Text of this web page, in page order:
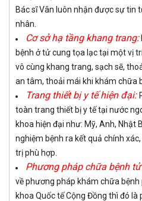
Bác sĩ Vân luôn nhận được sự tin
nhân.
Cơ sở hạ tầng khang trang:
bệnh ở tử cung tọa lạc tại một vị
vô cùng khang trang, sạch sẽ,
an tâm, thoải mái khi khám chữa
Trang thiết bị y tế hiện đại:
toàn trang thiết bị y tế tại nước
khoa hiện đại như: Mỹ, Anh, Nhật
nghiệm bệnh ra kết quả chính
trị phù hợp.
Phương pháp chữa bệnh
về phương pháp khám chữa
khoa Quốc tế Cộng Đồng thì đó